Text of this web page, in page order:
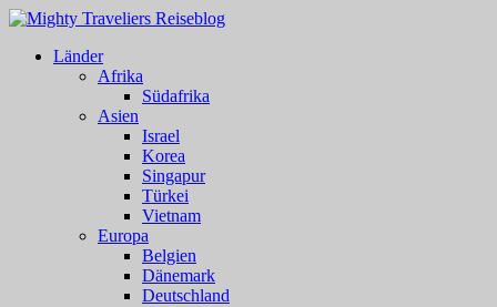
Länder
Afrika
Südafrika
Asien
Israel
Korea
Singapur
Türkei
Vietnam
Europa
Belgien
Dänemark
Deutschland